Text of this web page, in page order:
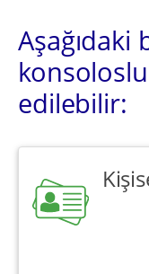
Aşağıdaki
edilebilir: